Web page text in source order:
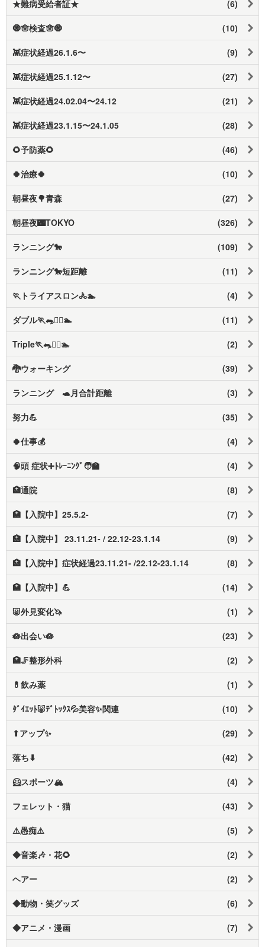
★難病受給者証★ (6)
🧿🪬検査🪬🧿 (10)
👾症状経過26.1.6〜 (9)
👾症状経過25.1.12〜 (27)
👾症状経過24.02.04〜24.12 (21)
👾症状経過23.1.15〜24.1.05 (28)
🌻予防薬🌻 (46)
🍀治療🍀 (10)
朝昼夜🌳青森 (27)
朝昼夜🌃TOKYO (326)
ランニング🐎 (109)
ランニング🐎短距離 (11)
🏃トライアスロン🚴🏊️ (4)
ダブル🏃🐀🚴‍♀️🏊️ (11)
Triple🏃🐀🚴‍♀️🏊️ (2)
🐉ウォーキング (39)
ランニング 🐢月合計距離 (3)
努力💪 (35)
🍀仕事💰 (4)
🧠頭 症状➕️ﾄﾚｰﾆﾝｸﾞ🧑‍🏫 (4)
🏥通院 (8)
🏥【入院中】25.5.2- (7)
🏥【入院中】 23.11.21- / 22.12-23.1.14 (9)
🏥【入院中】症状経過23.11.21- /22.12-23.1.14 (8)
🏥【入院中】💪 (14)
🐷外見変化🦄 (1)
🪷出会い🪷 (23)
🏥🦵整形外科 (2)
💊飲み薬 (1)
ﾀﾞｲｴｯﾄ🐷ﾃﾞﾄｯｸｽ💦美容✨関連 (10)
⬆アップ✨ (29)
落ち⬇ (42)
🦸スポーツ🏔️ (4)
フェレット・猫 (43)
⚠️愚痴⚠️ (5)
◆音楽🎶・花🌻 (2)
ヘアー (2)
◆動物・笑グッズ (6)
◆アニメ・漫画 (7)